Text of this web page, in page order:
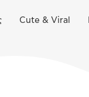
Cute & Viral